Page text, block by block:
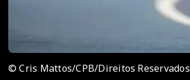
© Cris Mattos/CPB/Direitos Reservados